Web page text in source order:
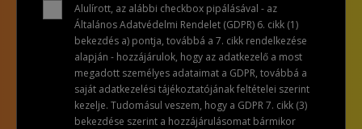
Alulírott, az alábbi checkbox pipálásával - az
Általános Adatvédelmi Rendelet (GDPR) 6. cikk (1)
bekezdés a) pontja, továbbá a 7. cikk rendelkezése
alapján - hozzájárulok, hogy az adatkezelő a most
megadott személyes adataimat a GDPR, továbbá a
saját adatkezelési tájékoztatójának feltételei szerint
kezelje. Tudomásul veszem, hogy a GDPR 7. cikk (3)
bekezdése szerint a hozzájárulásomat bármikor